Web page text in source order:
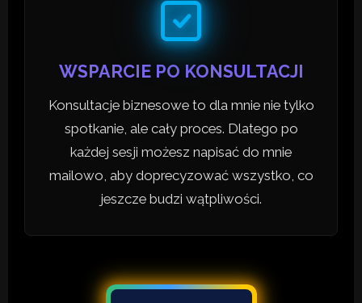
WSPARCIE PO KONSULTACJI
Konsultacje biznesowe to dla mnie nie tylko
spotkanie, ale cały proces. Dlatego po
każdej sesji możesz napisać do mnie
mailowo, aby doprecyzować wszystko, co
jeszcze budzi wątpliwości.